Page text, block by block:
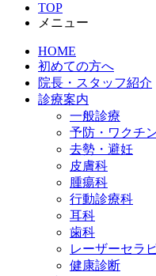
TOP
メニュー
HOME
初めての方へ
院長・スタッフ紹介
診療案内
一般診療
予防・ワクチ
去勢・避妊
皮膚科
腫瘍科
行動診療科
耳科
歯科
レーザーセラ
健康診断